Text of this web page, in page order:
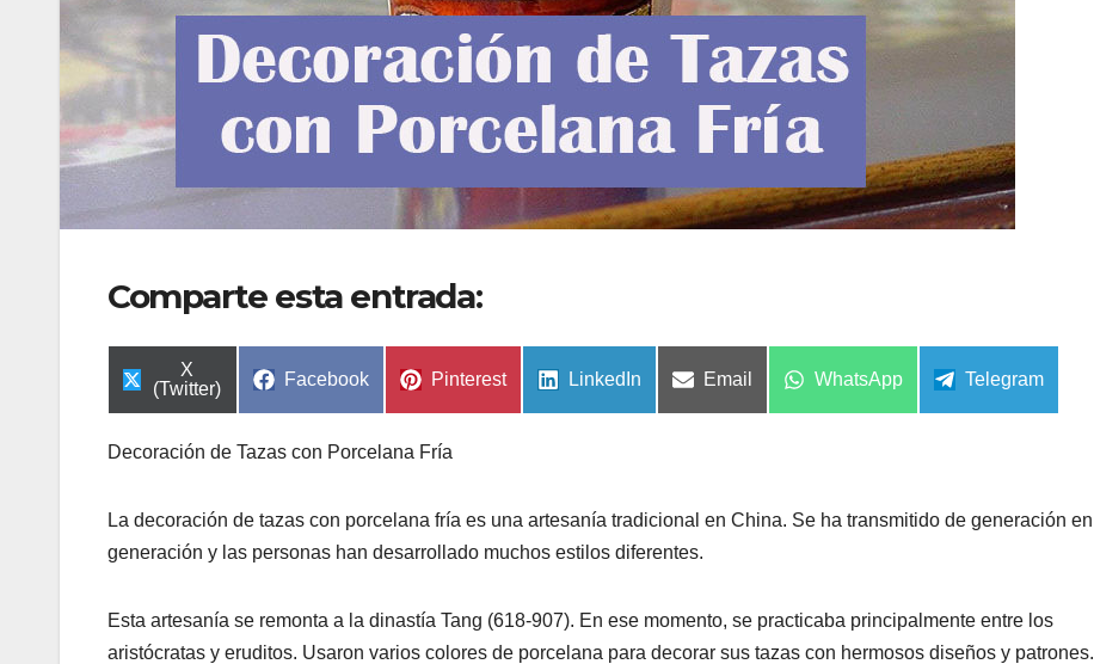
Comparte esta entrada:
Compartir
en
X
(Twitter)
Compartir
Facebook
Compartir
Pinterest
Compartir
LinkedIn
Compartir
Email
Compartir
WhatsApp
Compartir
Telegram
Decoración de Tazas con Porcelana Fría
La decoración de tazas con porcelana fría es una artesanía tradicional en China. Se ha transmitido de generación en
generación y las personas han desarrollado muchos estilos diferentes.
Esta artesanía se remonta a la dinastía Tang (618-907). En ese momento, se practicaba principalmente entre los
aristócratas y eruditos. Usaron varios colores de porcelana para decorar sus tazas con hermosos diseños y patrones.